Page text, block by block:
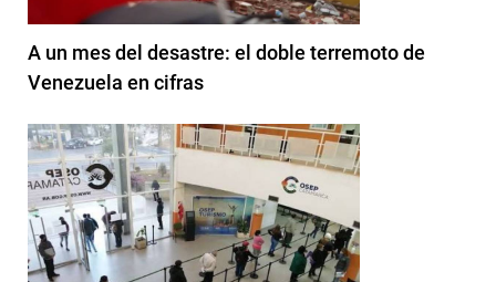
A un mes del desastre: el doble terremoto de
Venezuela en cifras